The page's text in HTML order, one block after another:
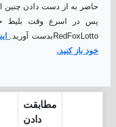
حاضر به از دست دادن چنین
پس در اسرع وقت بلیط
RedFoxLottoبدست آورید.
خود باز کنید.
مطابقت
دادن